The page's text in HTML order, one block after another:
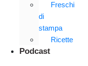
Freschi
di
stampa
Ricette
Podcast